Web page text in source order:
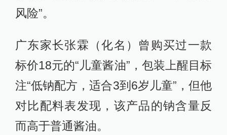
风险”。
广东家长张霖（化名）曾购买过一款
标价18元的“儿童酱油”，包装上醒目标
注“低钠配方，适合3到6岁儿童”，但他
对比配料表发现，该产品的钠含量反
而高于普通酱油。